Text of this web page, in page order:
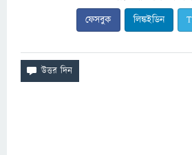
ফেসবুক লিঙ্কইডিন